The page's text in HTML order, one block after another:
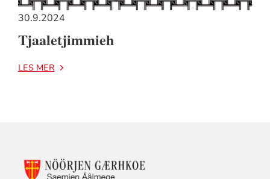
30.9.2024
Tjaaletjimmieh
LES MER